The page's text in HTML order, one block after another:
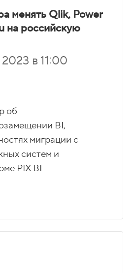
менять Qlik, Power
на российскую
в 11:00
об
BI,
миграции с
систем и
PIX BI